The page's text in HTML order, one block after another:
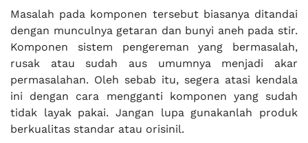
Masalah pada komponen tersebut biasanya ditandai
dengan munculnya getaran dan bunyi aneh pada stir.
Komponen sistem pengereman yang bermasalah,
rusak atau sudah aus umumnya menjadi akar
permasalahan. Oleh sebab itu, segera atasi kendala
ini dengan cara mengganti komponen yang sudah
tidak layak pakai. Jangan lupa gunakanlah produk
berkualitas standar atau orisinil.